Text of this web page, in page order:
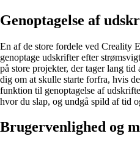
Genoptagelse af
En af de store fordele ved Creality
genoptage udskrifter efter
på store projekter, der tager lang
dig om at skulle starte forfra, hvis
funktion til genoptagelse af
hvor du slap, og undgå spild af tid
Brugervenlighed og